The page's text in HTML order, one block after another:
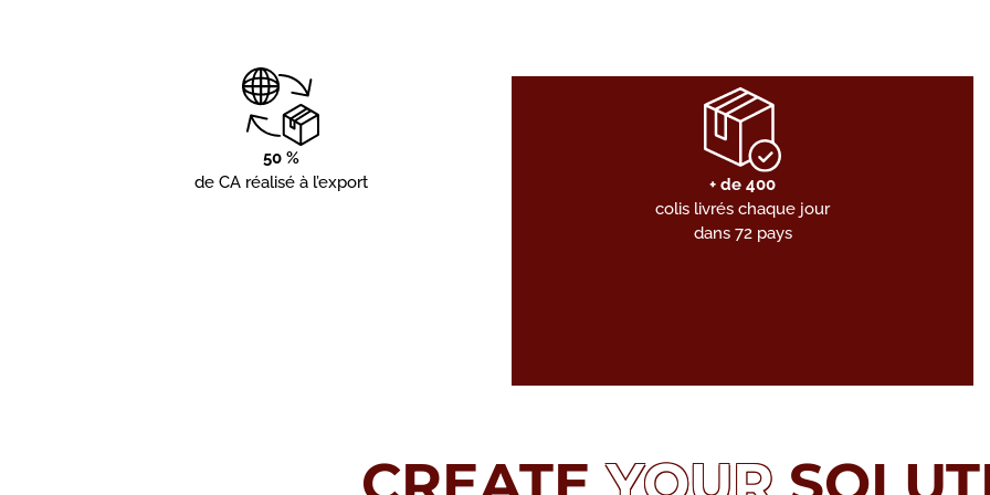
50 %
de CA réalisé à l’export
+ de 400
colis livrés chaque jour
dans 72 pays